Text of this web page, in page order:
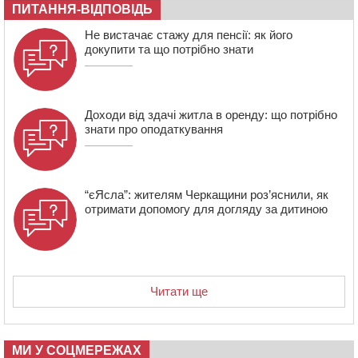
08:22 “На щиті” у Чорнобаївську громаду повертається
полеглий біля Кліщіївки воїн
ПИТАННЯ-ВІДПОВІДЬ
Не вистачає стажу для пенсії: як його
докупити та що потрібно знати
Доходи від здачі житла в оренду: що потрібно
знати про оподаткування
“єЯсла”: жителям Черкащини роз’яснили, як
отримати допомогу для догляду за дитиною
Читати ще
МИ У СОЦМЕРЕЖАХ